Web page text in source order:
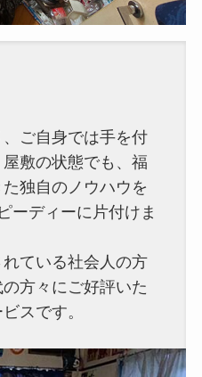
ご自身では手を付
敷の状態でも、福
独自のノウハウを
ーディーに片付けま
ている社会人の方
方々にご好評いた
スです。